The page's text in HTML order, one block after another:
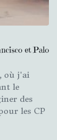
et Palo
où j'ai
le
des
les CP